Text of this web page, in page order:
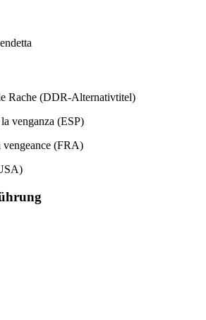
Rache (DDR-Alternativtitel)
venganza (ESP)
(FRA)